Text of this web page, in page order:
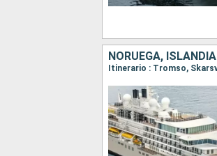
NORUEGA, ISLANDIA